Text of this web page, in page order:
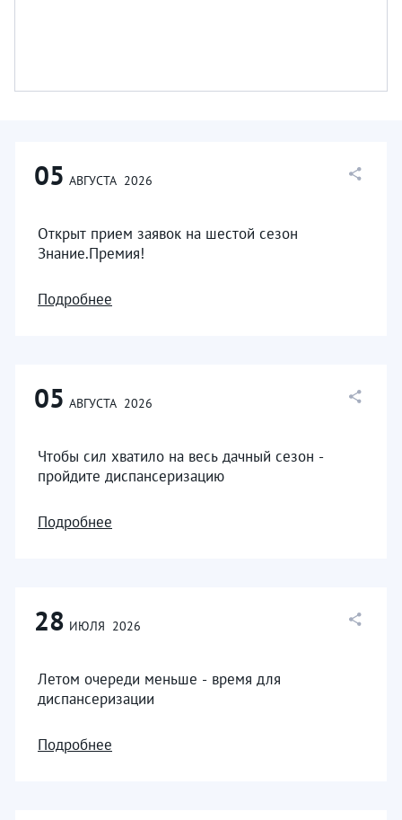
05 АВГУСТА 2026
Открыт прием заявок на шестой сезон
Знание.Премия!
Подробнее
05 АВГУСТА 2026
Чтобы сил хватило на весь дачный сезон -
пройдите диспансеризацию
Подробнее
28 ИЮЛЯ 2026
Летом очереди меньше - время для
диспансеризации
Подробнее